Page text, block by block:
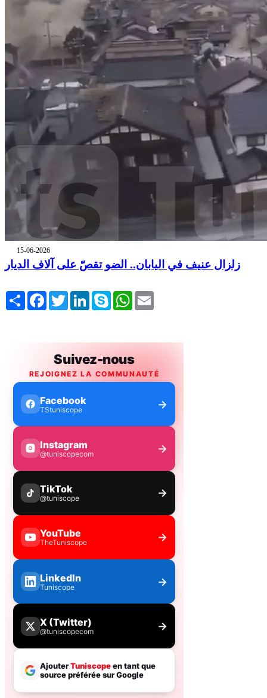
15-06-2026
زلزال عنيف في اليابان.. الضو تقصّ على آلاف الديار
Share FacebookTwitterLinkedInSkype WhatsApp